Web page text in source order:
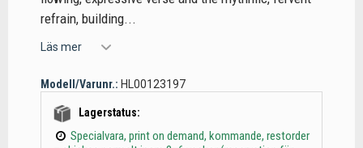
refrain, building...
Läs mer
Modell/Varunr.: HL00123197
Lagerstatus:
Specialvara, print on demand, kommande, restorder